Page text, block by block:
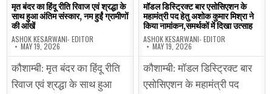
मृत बंदर का हिंदू रीति रिवाज एवं श्रद्धा के
साथ हुआ अंतिम संस्कार, नम हुईं ग्रामीणों
की आंखें
ASHOK KESARWANI- EDITOR
MAY 19, 2026
कौशाम्बी: मृत बंदर का हिंदू रीति
रिवाज एवं श्रद्धा के साथ हुआ
मॉडल डिस्ट्रिक्ट बार एसोसिएशन के
महामंत्री पद हेतु अशोक कुमार मिश्रा ने
किया नामांकन,समर्थकों में दिखा उत्साह
ASHOK KESARWANI- EDITOR
MAY 19, 2026
कौशाम्बी: मॉडल डिस्ट्रिक्ट बार
एसोसिएशन के महामंत्री पद